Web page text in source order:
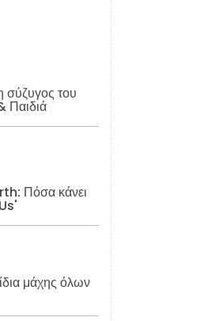
σύζυγος του
Πόσα κάνει
μάχης όλων